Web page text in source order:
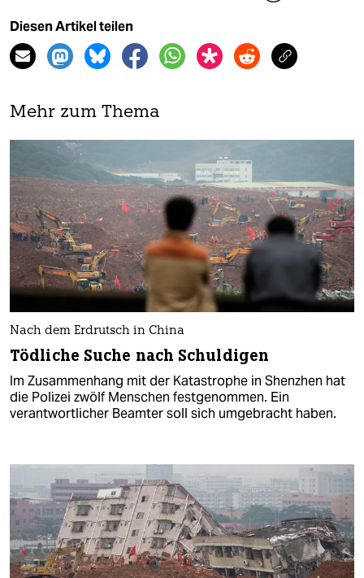
Diesen Artikel teilen
Mehr zum Thema
Nach dem Erdrutsch in China
Tödliche Suche nach Schuldigen
Im Zusammenhang mit der Katastrophe in Shenzhen hat
die Polizei zwölf Menschen festgenommen. Ein
verantwortlicher Beamter soll sich umgebracht haben.